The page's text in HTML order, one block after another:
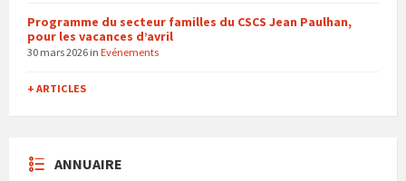
Programme du secteur familles du CSCS Jean Paulhan,
pour les vacances d’avril
30 mars 2026 in Evénements
+ ARTICLES
ANNUAIRE